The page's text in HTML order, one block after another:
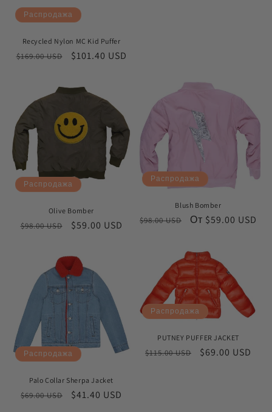
Распродажа
Recycled Nylon MC Kid Puffer
Обычная
$169.00 USD
Цена
скидкой
$101.40 USD
Распродажа
Olive Bomber
Обычная
$98.00 USD
Цена
скидкой
$59.00 USD
Распродажа
Blush Bomber
Обычная
$98.00 USD
Цена
скидкой
От $59.00 USD
Распродажа
Palo Collar Sherpa Jacket
Обычная
$69.00 USD
Цена
$41.40 USD
Распродажа
PUTNEY PUFFER JACKET
Обычная
$115.00 USD
Цена
$69.00 USD